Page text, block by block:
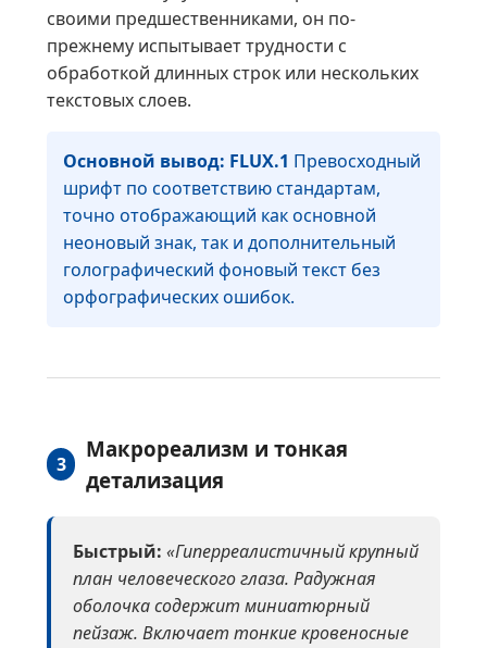
своими предшественниками, он по-
прежнему испытывает трудности с
обработкой длинных строк или нескольких
текстовых слоев.
Основной вывод: FLUX.1 Превосходный
шрифт по соответствию стандартам,
точно отображающий как основной
неоновый знак, так и дополнительный
голографический фоновый текст без
орфографических ошибок.
3
Макрореализм и тонкая
детализация
Быстрый: «Гиперреалистичный крупный
план человеческого глаза. Радужная
оболочка содержит миниатюрный
пейзаж. Включает тонкие кровеносные